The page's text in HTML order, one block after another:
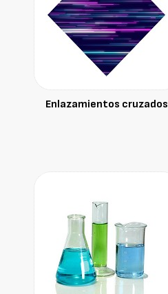
Enlazamientos cruzados